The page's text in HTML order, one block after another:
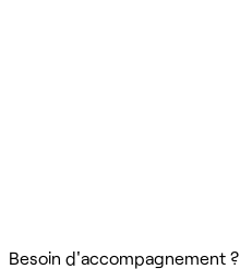
Besoin d'accompagnement ?